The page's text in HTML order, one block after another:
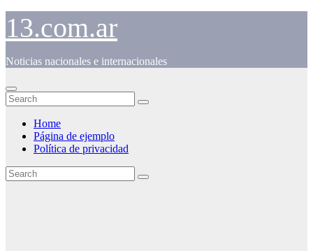
Skip
content
13.com.ar
Noticias nacionales e internacionales
Home
Página de ejemplo
Política de privacidad